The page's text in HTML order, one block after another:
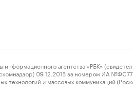
агентства «РБК»
09.12.2015 за номером ИА
технологий и массовых коммуникаций